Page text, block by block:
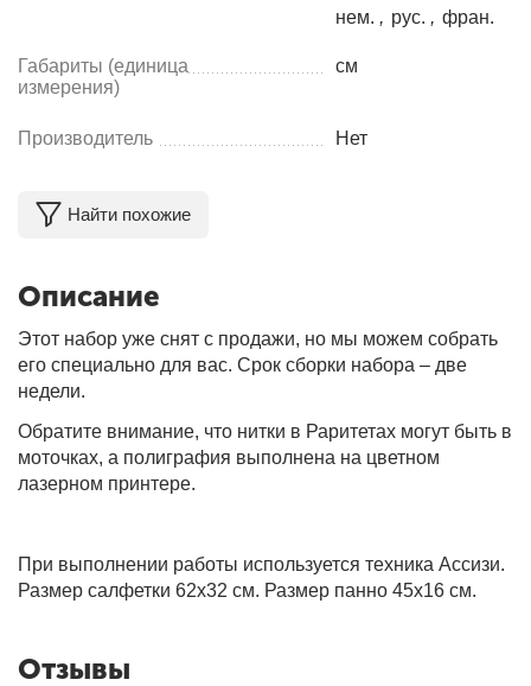
нем. , рус. , фран.
Габариты (единица
измерения)
см
Производитель Нет
Найти похожие
Описание
Этот набор уже снят с продажи, но мы можем собрать
его специально для вас. Срок сборки набора – две
недели.
Обратите внимание, что нитки в Раритетах могут быть в
моточках, а полиграфия выполнена на цветном
лазерном принтере.
При выполнении работы используется техника Ассизи.
Размер салфетки 62х32 см. Размер панно 45х16 см.
Отзывы